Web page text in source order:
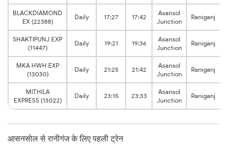
BLACKDIAMOND
EX (22388)
Daily 17:27 17:42
Asansol
Junction
Raniganj
SHAKTIPUNJ EXP
(11447)
Daily 19:21 19:36
Asansol
Junction
Raniganj
MKA HWH EXP
(13030)
Daily 21:25 21:42
Asansol
Junction
Raniganj
MITHILA
EXPRESS (13022)
Daily 23:15 23:33
Asansol
Junction
Raniganj
आसनसोल से रानीगंज के लिए पहली ट्रेन